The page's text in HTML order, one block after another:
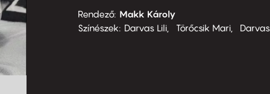
Rendező Makk Károly
Színészek
Darvas Lili Törőcsik Mari